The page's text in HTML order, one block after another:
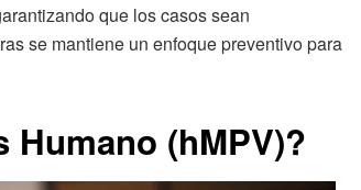
que los casos sean
se mantiene un enfoque preventivo para
Humano (hMPV)?